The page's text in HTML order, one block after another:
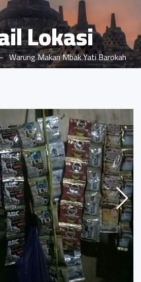
Lokasi
Warung Makan Mbak Yati Barokah